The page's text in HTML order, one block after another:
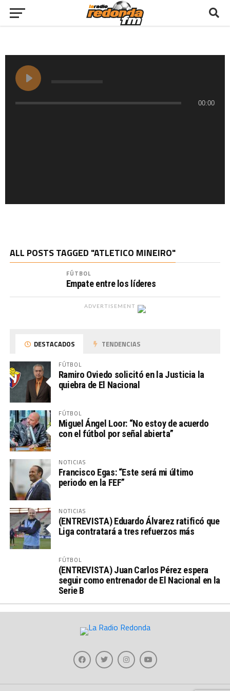
00:00
ALL POSTS TAGGED "ATLETICO MINEIRO"
FÚTBOL
Empate entre los líderes
ADVERTISEMENT
DESTACADOS TENDENCIAS
FÚTBOL
Ramiro Oviedo solicitó en la Justicia la
quiebra de El Nacional
FÚTBOL
Miguel Ángel Loor: “No estoy de acuerdo
con el fútbol por señal abierta”
NOTICIAS
Francisco Egas: “Este será mi último
periodo en la FEF”
NOTICIAS
(ENTREVISTA) Eduardo Álvarez ratificó que
Liga contratará a tres refuerzos más
FÚTBOL
(ENTREVISTA) Juan Carlos Pérez espera
seguir como entrenador de El Nacional en la
Serie B